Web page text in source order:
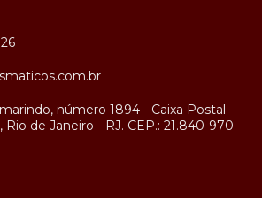
número 1894 - Caixa Postal
de Janeiro - RJ. CEP.: 21.840-970